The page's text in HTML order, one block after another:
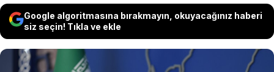
Google algoritmasına bırakmayın, okuyacağınız haberi
siz seçin! Tıkla ve ekle